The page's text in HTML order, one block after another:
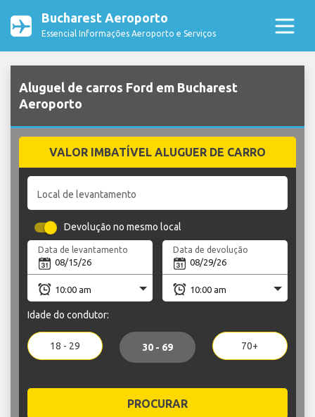
Bucharest Aeroporto
Essencial Informações Aeroporto e Serviços
Aluguel de carros Ford em Bucharest
Aeroporto
VALOR IMBATÍVEL ALUGUER DE CARRO
Local de levantamento
Devolução no mesmo local
Data de levantamento Data de devolução
Idade do condutor:
18 - 29 30 - 69 70+
PROCURAR